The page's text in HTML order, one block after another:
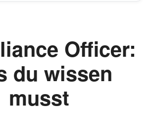
Officer:
du wissen
musst